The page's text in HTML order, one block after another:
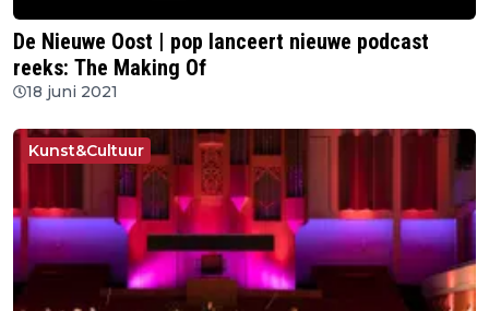
De Nieuwe Oost | pop lanceert nieuwe podcast
reeks: The Making Of
18 juni 2021
Kunst&Cultuur